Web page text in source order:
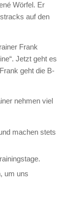
Wörfel. Er
auf den
Frank
Jetzt geht es
geht die B-
nehmen viel
machen stets
um uns